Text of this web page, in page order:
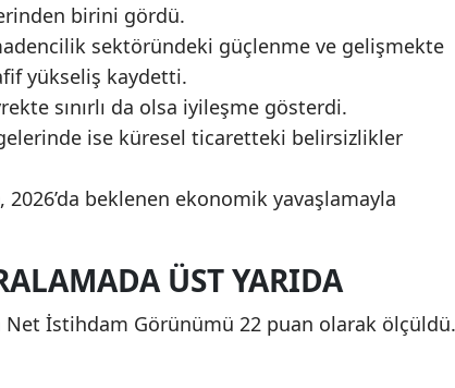
birini gördü.
sektöründeki güçlenme ve gelişmekte
yükseliş kaydetti.
sınırlı da olsa iyileşme gösterdi.
ise küresel ticaretteki belirsizlikler
beklenen ekonomik yavaşlamayla
ÜST YARIDA
Net İstihdam Görünümü 22 puan olarak ölçüldü.